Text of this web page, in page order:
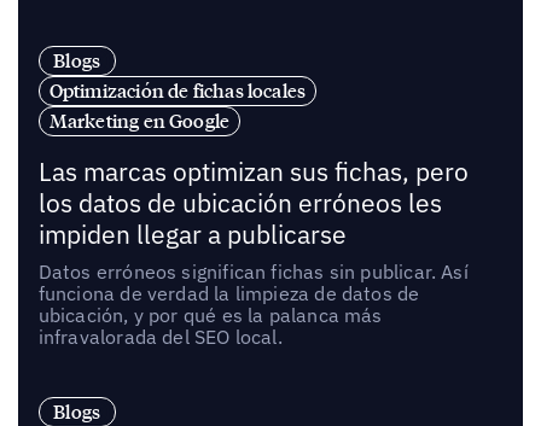
Blogs
Optimización de fichas locales
Marketing en Google
Las marcas optimizan sus fichas, pero
los datos de ubicación erróneos les
impiden llegar a publicarse
Datos erróneos significan fichas sin publicar. Así
funciona de verdad la limpieza de datos de
ubicación, y por qué es la palanca más
infravalorada del SEO local.
Blogs